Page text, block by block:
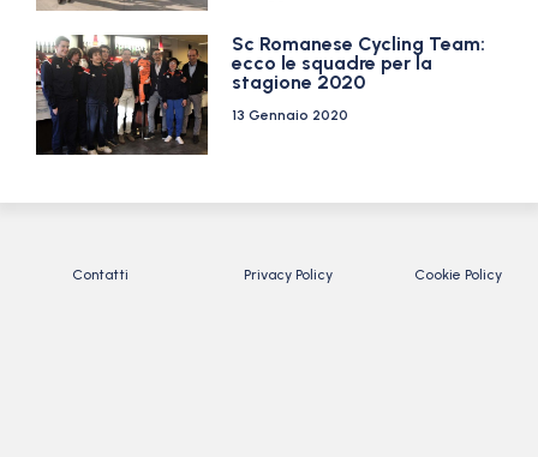
Sc Romanese Cycling Team:
ecco le squadre per la
stagione 2020
13 Gennaio 2020
Contatti Privacy Policy Cookie Policy